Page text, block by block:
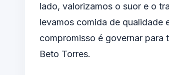
lado, valorizamos o suor e o
levamos comida de qualidade
compromisso é governar para
Beto Torres.